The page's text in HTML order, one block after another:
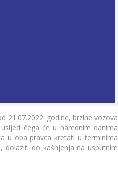
21.07.2022. godine, brzine vozova
čega će u narednim danima
u oba pravca kretati u terminima
dolaziti do kašnjenja na usputnim